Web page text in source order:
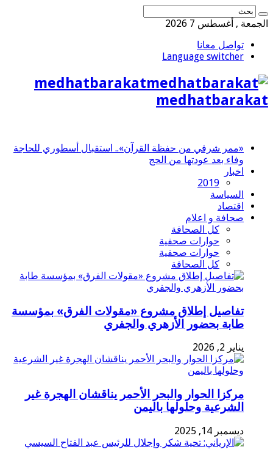
الجمعة , أغسطس 7 2026
تواصل معانا
Language switcher
medhatbarakat
medhatbarakat
«ممر شرفي من حفظة القرآن».. استقبال أسطوري للحاجة
وفاء بعد عودتها من الحج
اخبار
2019
السياسة
اقتصاد
صحافة و اعلام
كل الصحافة
حوارات صحفية
حوارات صحفية
كل الصحافة
تفاصيل إطلاق مشروع «مقولات الفرق» بمؤسسة
طابة بحضور الأزهري والجفري
يناير 2, 2026
مركزا الحوار والبحر الأحمر يناقشان الهجرة غير
الشرعية وحلولها باليمن
ديسمبر 14, 2025